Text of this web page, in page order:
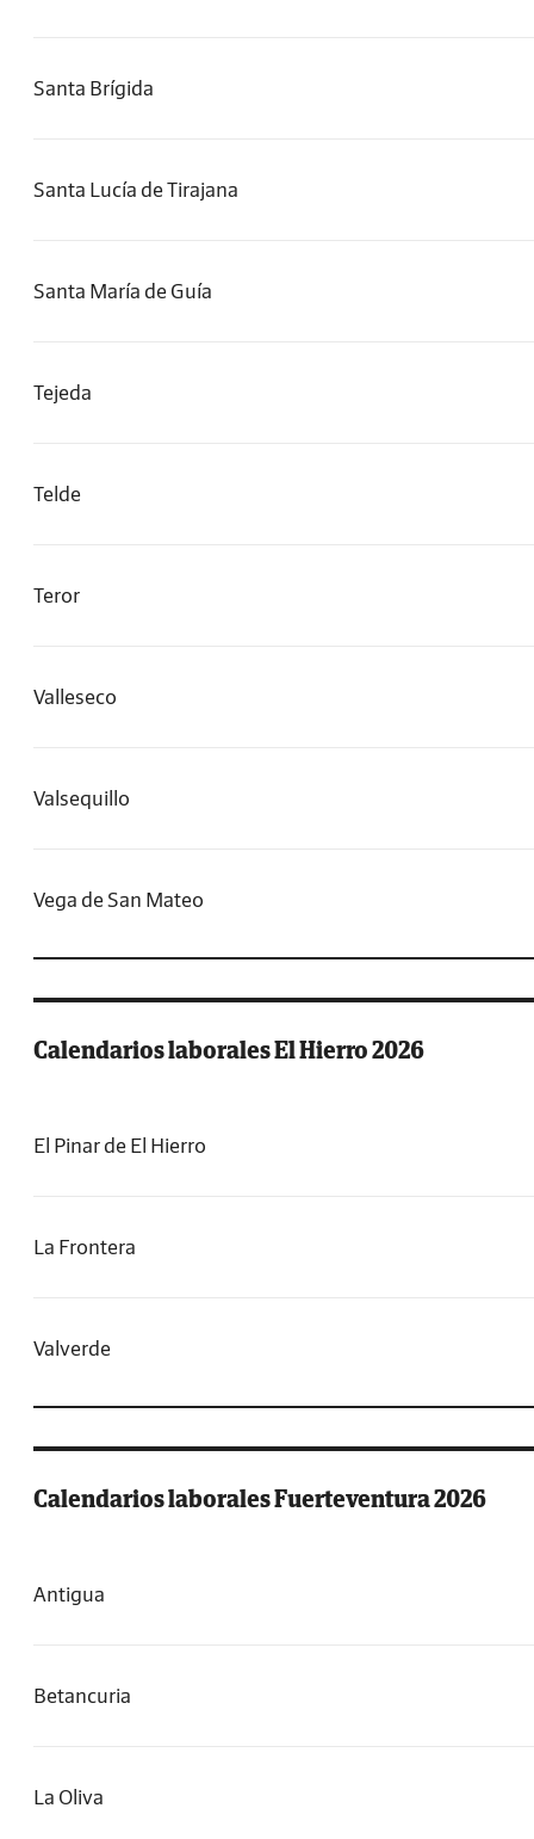
Santa Brígida
Santa Lucía de Tirajana
Santa María de Guía
Tejeda
Telde
Teror
Valleseco
Valsequillo
Vega de San Mateo
Calendarios laborales El Hierro 2026
El Pinar de El Hierro
La Frontera
Valverde
Calendarios laborales Fuerteventura 2026
Antigua
Betancuria
La Oliva